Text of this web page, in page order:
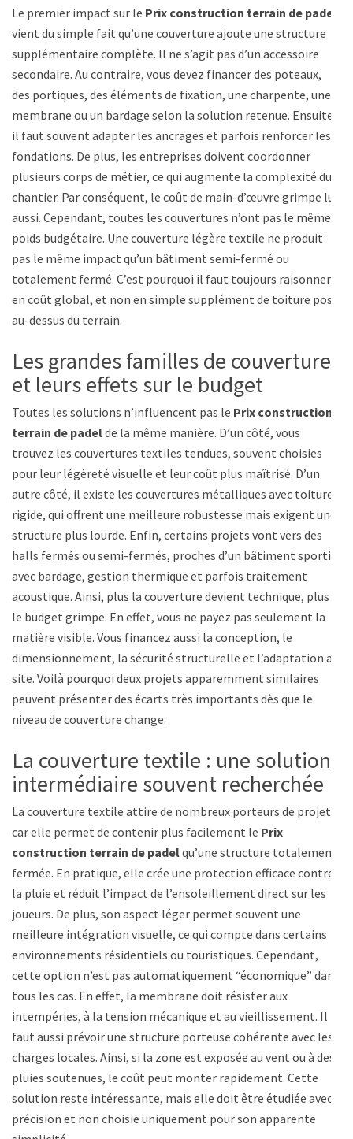
Le premier impact sur le Prix construction terrain de padel
vient du simple fait qu’une couverture ajoute une structure
supplémentaire complète. Il ne s’agit pas d’un accessoire
secondaire. Au contraire, vous devez financer des poteaux,
des portiques, des éléments de fixation, une charpente, une
membrane ou un bardage selon la solution retenue. Ensuite,
il faut souvent adapter les ancrages et parfois renforcer les
fondations. De plus, les entreprises doivent coordonner
plusieurs corps de métier, ce qui augmente la complexité du
chantier. Par conséquent, le coût de main-d’œuvre grimpe lui
aussi. Cependant, toutes les couvertures n’ont pas le même
poids budgétaire. Une couverture légère textile ne produit
pas le même impact qu’un bâtiment semi-fermé ou
totalement fermé. C’est pourquoi il faut toujours raisonner
en coût global, et non en simple supplément de toiture posé
au-dessus du terrain.
Les grandes familles de couverture
et leurs effets sur le budget
Toutes les solutions n’influencent pas le Prix construction
terrain de padelde la même manière. D’un côté, vous
trouvez les couvertures textiles tendues, souvent choisies
pour leur légèreté visuelle et leur coût plus maîtrisé. D’un
autre côté, il existe les couvertures métalliques avec toiture
rigide, qui offrent une meilleure robustesse mais exigent une
structure plus lourde. Enfin, certains projets vont vers des
halls fermés ou semi-fermés, proches d’un bâtiment sportif,
avec bardage, gestion thermique et parfois traitement
acoustique. Ainsi, plus la couverture devient technique, plus
le budget grimpe. En effet, vous ne payez pas seulement la
matière visible. Vous financez aussi la conception, le
dimensionnement, la sécurité structurelle et l’adaptation au
site. Voilà pourquoi deux projets apparemment similaires
peuvent présenter des écarts très importants dès que le
niveau de couverture change.
La couverture textile : une solution
intermédiaire souvent recherchée
La couverture textile attire de nombreux porteurs de projet,
car elle permet de contenir plus facilement le Prix
construction terrain de padelqu’une structure totalement
fermée. En pratique, elle crée une protection efficace contre
la pluie et réduit l’impact de l’ensoleillement direct sur les
joueurs. De plus, son aspect léger permet souvent une
meilleure intégration visuelle, ce qui compte dans certains
environnements résidentiels ou touristiques. Cependant,
cette option n’est pas automatiquement “économique” dans
tous les cas. En effet, la membrane doit résister aux
intempéries, à la tension mécanique et au vieillissement. Il
faut aussi prévoir une structure porteuse cohérente avec les
charges locales. Ainsi, si la zone est exposée au vent ou à des
pluies soutenues, le coût peut monter rapidement. Cette
solution reste intéressante, mais elle doit être étudiée avec
précision et non choisie uniquement pour son apparente